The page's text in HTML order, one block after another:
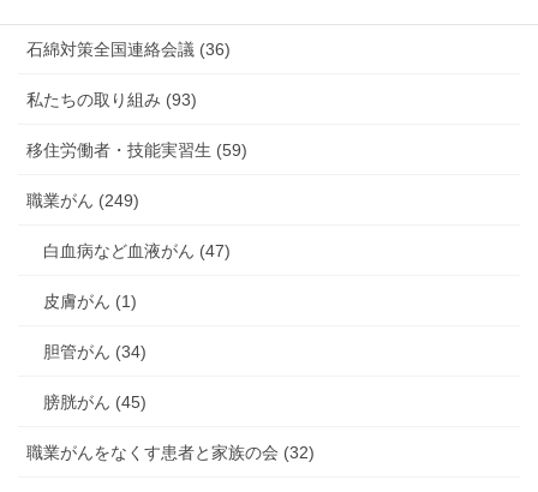
石綿対策全国連絡会議 (36)
私たちの取り組み (93)
移住労働者・技能実習生 (59)
職業がん (249)
白血病など血液がん (47)
皮膚がん (1)
胆管がん (34)
膀胱がん (45)
職業がんをなくす患者と家族の会 (32)